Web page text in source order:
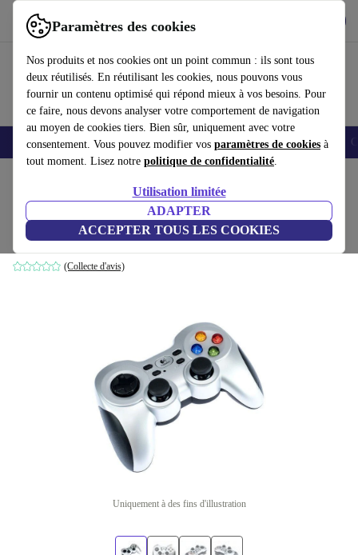
Paramètres des cookies
Nos produits et nos cookies ont un point commun : ils sont tous
deux réutilisés. En réutilisant les cookies, nous pouvons vous
fournir un contenu optimisé qui répond mieux à vos besoins. Pour
ce faire, nous devons analyser votre comportement de navigation
au moyen de cookies tiers. Bien sûr, uniquement avec votre
consentement. Vous pouvez modifier vos paramètres de cookies à
tout moment. Lisez notre politique de confidentialité.
Utilisation limitée
ADAPTER
ACCEPTER TOUS LES COOKIES
Utilisez refurbed rapidement et facilement
Smartphones Laptops Tablettes Montres connectées Accessoires
Logitech F710 gamepad sans fil
Argent/Noir
(Collecte d'avis)
Uniquement à des fins d'illustration